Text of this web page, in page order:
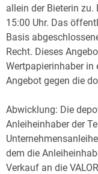
allein der Bieterin
15:00 Uhr. Das
Basis
Recht. Dieses
Wertpapierinhaber in
Angebot gegen die
Abwicklung: Die
Anleiheinhaber der
dem die
Verkauf an die